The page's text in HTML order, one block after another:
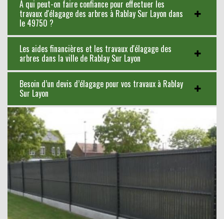
À qui peut-on faire confiance pour effectuer les
travaux d'élagage des arbres à Rablay Sur Layon dans
le 49750 ?
Les aides financières et les travaux d'élagage des
arbres dans la ville de Rablay Sur Layon
Besoin d’un devis d’élagage pour vos travaux à Rablay
Sur Layon